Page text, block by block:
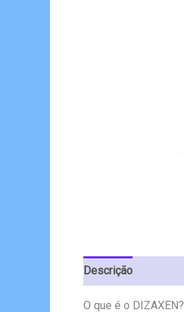
Descrição
O que é o DIZAXEN?